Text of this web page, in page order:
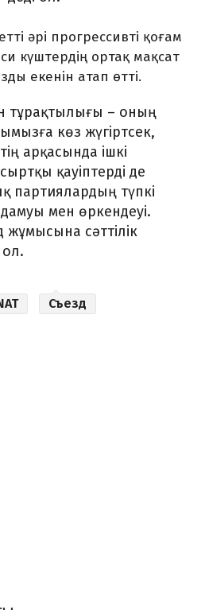
әрі прогрессивті қоғам
күштердің ортақ мақсат
екенін атап өтті.
тұрақтылығы – оның
көз жүгіртсек,
арқасында ішкі
қауіптерді де
партиялардың түпкі
мен өркендеуі.
жұмысына сәттілік
ол.
Съезд